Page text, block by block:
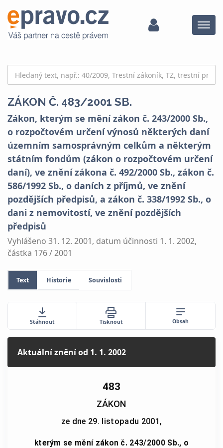
Menu
ZÁKON Č. 483/2001 SB.
Zákon, kterým se mění zákon č. 243/2000 Sb.,
o rozpočtovém určení výnosů některých daní
územním samosprávným celkům a některým
státním fondům (zákon o rozpočtovém určení
daní), ve znění zákona č. 492/2000 Sb., zákon č.
586/1992 Sb., o daních z příjmů, ve znění
pozdějších předpisů, a zákon č. 338/1992 Sb., o
dani z nemovitostí, ve znění pozdějších
předpisů
Vyhlášeno 31. 12. 2001, datum účinnosti 1. 1. 2002,
částka 176 / 2001
Text Historie Souvislosti
Stáhnout Tisknout Obsah
Aktuální zněníod 1. 1. 2002
483
ZÁKON
ze dne 29. listopadu 2001,
kterým se mění zákon č. 243/2000 Sb., o